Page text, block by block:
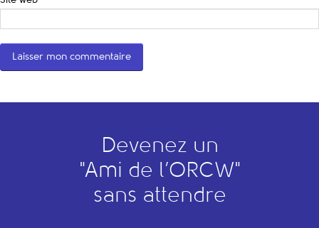
Devenez un
"Ami de l’ORCW"
sans attendre